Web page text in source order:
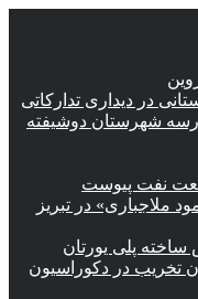
در دیداری تدارکاتی
و پرورش دیّر: ۲۰ مدرسه شهرستان دوشیفته
نفت پیوست
ملاجباری» در تبریز
ساخته پلی یورتان
تخریب در دکوراسیون